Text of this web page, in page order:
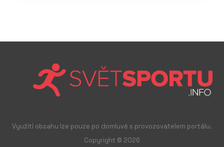
Copyright © 2026
Využití obsahu lze pouze po domluvě s provozovatelem portálu.